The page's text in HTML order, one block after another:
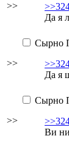
>>
Да я
>>
Сырно
Да я
>>
Сырно
Ви